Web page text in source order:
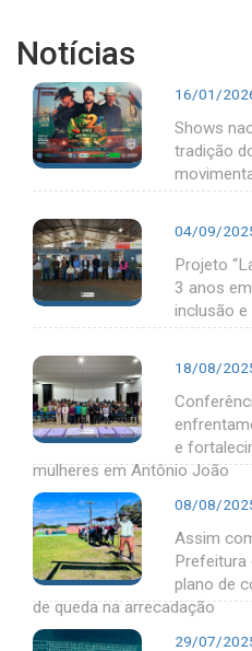
Notícias
16/01/
Shows
tradição
04/09/
Projeto
3 anos
inclusão
18/08/
e
mulheres em Antônio João
08/08/
Assim
Prefeitura
plano de
de queda na arrecadação
29/07/